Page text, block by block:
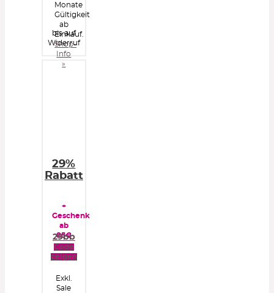
Monate
Gültigkeit
ab
Einkauf.
Shop-
Info
»
bis auf
Widerruf
29%
Rabatt
+
Geschenk
ab
85€
29bb
Code
zeigen
Exkl.
Sale